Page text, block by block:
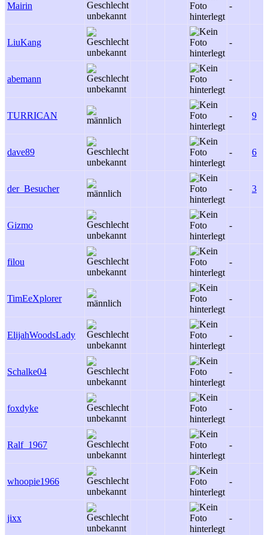
Mairin -
LiuKang -
abemann -
TURRICAN - 9
dave89 - 6
der_Besucher - 3
Gizmo -
filou -
TimEeXplorer -
ElijahWoodsLady -
Schalke04 -
foxdyke -
Ralf_1967 -
whoopie1966 -
jixx -